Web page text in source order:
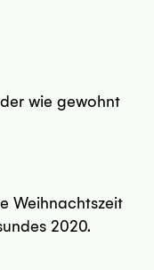
wie gewohnt
Weihnachtszeit
2020.